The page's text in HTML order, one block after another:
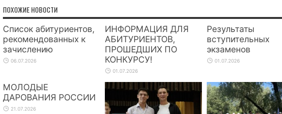
ПОХОЖИЕ НОВОСТИ
Список абитуриентов,
рекомендованных к
зачислению
06.07.2026
ИНФОРМАЦИЯ ДЛЯ
АБИТУРИЕНТОВ,
ПРОШЕДШИХ ПО
КОНКУРСУ!
01.07.2026
Результаты
вступительных
экзаменов
01.07.2026
МОЛОДЫЕ
ДАРОВАНИЯ РОССИИ
21.07.2026